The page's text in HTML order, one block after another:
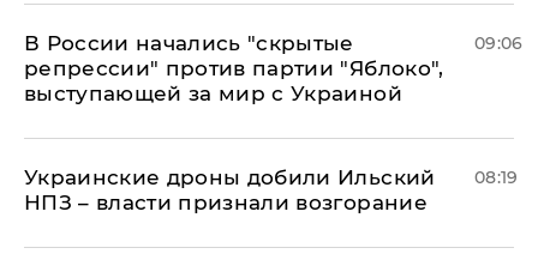
В России начались "скрытые
репрессии" против партии "Яблоко",
выступающей за мир с Украиной
09:06
Украинские дроны добили Ильский
НПЗ – власти признали возгорание
08:19